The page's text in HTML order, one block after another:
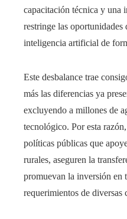
capacitación técnica y una
restringe las
inteligencia artificial de
Este desbalance trae
más las diferencias ya
excluyendo a millones de
tecnológico. Por esta
políticas públicas que
rurales, aseguren la
promuevan la inversión en
requerimientos de diversas